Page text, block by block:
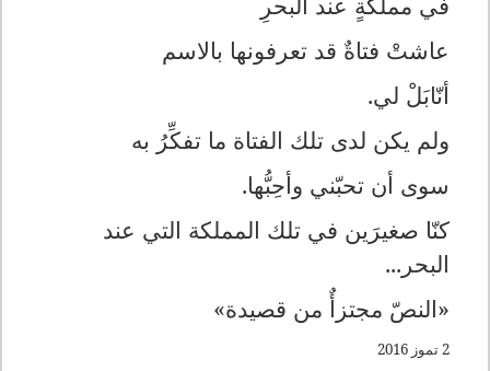
عاشتْ فتاةٌ قد تعرفونها بالاسم
أنّابَلْ لي.
ولم يكن لدى تلك الفتاة ما تفكِّرُ به
سوى أن تحبّني وأحِبُّها.
كنّا صغيرَين في تلك المملكة التي عند
البحر...
«النصّ مجتزأٌ من قصيدة»
2 تموز 2016